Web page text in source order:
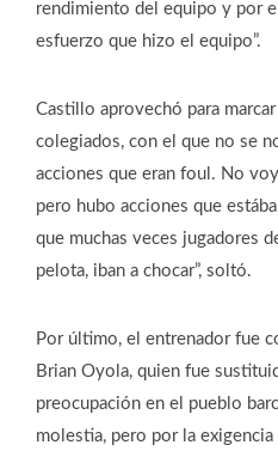
rendimiento del equipo y por
esfuerzo que hizo el equipo”.
Castillo aprovechó para
colegiados, con el que no se
acciones que eran foul. No
pero hubo acciones que
que muchas veces jugadores
pelota, iban a chocar”, soltó.
Por último, el entrenador fue
Brian Oyola, quien fue
preocupación en el pueblo
molestia, pero por la